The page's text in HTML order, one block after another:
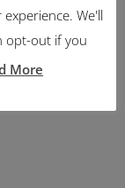
We'll
opt-out if you
More